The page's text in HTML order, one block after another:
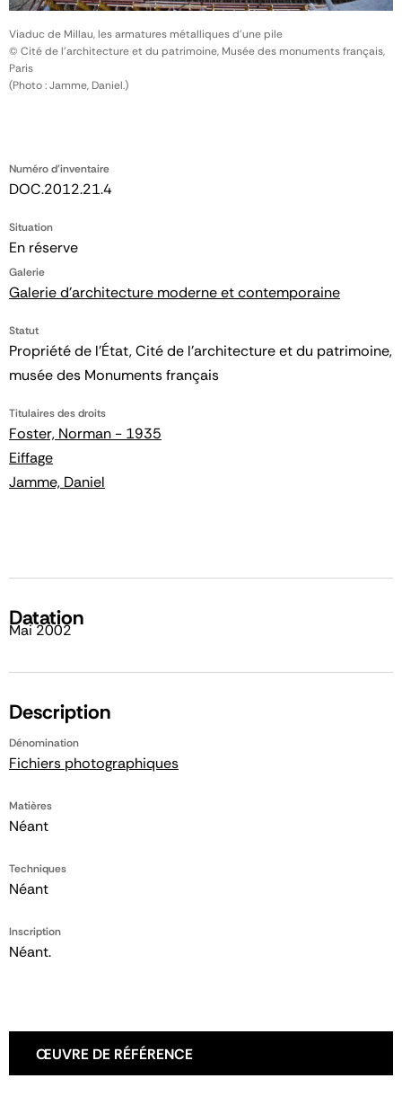
Numéro d'inventaire
DOC.2012.21.4
Situation
En réserve
Galerie
Galerie d'architecture moderne et contemporaine
Statut
Propriété de l’État, Cité de l’architecture et du patrimoine,
musée des Monuments français
Titulaires des droits
Foster, Norman - 1935
Eiffage
Jamme, Daniel
Viaduc de Millau, les armatures métalliques d'une pile
© Cité de l'architecture et du patrimoine, Musée des monuments français,
Paris
(Photo : Jamme, Daniel.)
Datation
Mai 2002
Description
Dénomination
Fichiers photographiques
Matières
Néant
Techniques
Néant
Inscription
Néant.
ŒUVRE DE RÉFÉRENCE